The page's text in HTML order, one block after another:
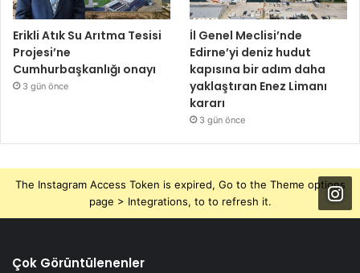
Erikli Atık Su Arıtma Tesisi
Projesi’ne
Cumhurbaşkanlığı onayı
3 gün önce
İl Genel Meclisi’nde
Edirne’yi deniz hudut
kapısına bir adım daha
yaklaştıran Enez Limanı
kararı
3 gün önce
The Instagram Access Token is expired, Go to the Theme options
page > Integrations, to to refresh it.
Çok Görüntülenenler